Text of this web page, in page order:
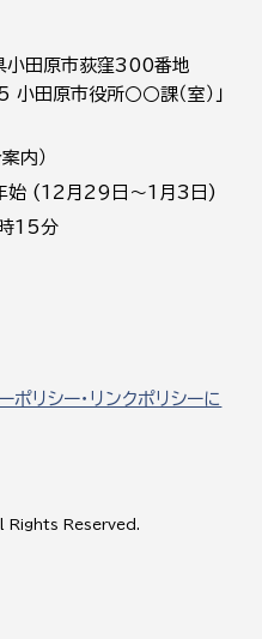
田原市荻窪300番地
田原市役所○○課（室）」
内）
年始 (12月29日～1月3日)
15分
ポリシー・リンクポリシーに
Reserved.